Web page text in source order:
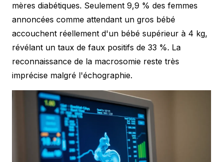
mères diabétiques. Seulement 9,9 % des femmes
annoncées comme attendant un gros bébé
accouchent réellement d'un bébé supérieur à 4 kg,
révélant un taux de faux positifs de 33 %. La
reconnaissance de la macrosomie reste très
imprécise malgré l'échographie.